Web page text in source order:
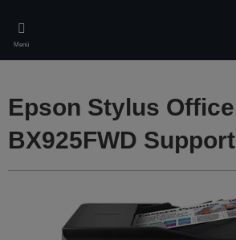
main
content
Menü
Epson Stylus Office
BX925FWD Support